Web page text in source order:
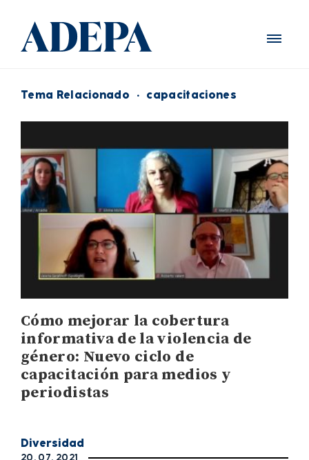
Tema Relacionado · capacitaciones
Cómo mejorar la cobertura
informativa de la violencia de
género: Nuevo ciclo de
capacitación para medios y
periodistas
Diversidad